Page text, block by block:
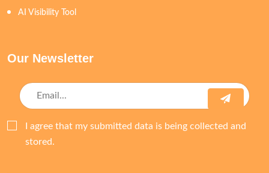
AI Visibility Tool
Our Newsletter
I agree that my submitted data is being collected and
stored.